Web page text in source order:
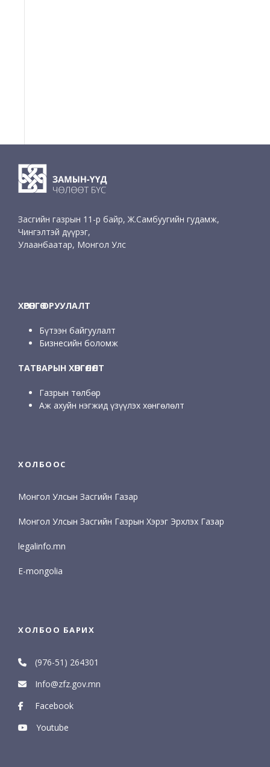
Засгийн газрын 11-р байр, Ж.Самбуугийн гудамж,
Чингэлтэй дүүрэг,
Улаанбаатар, Монгол Улс
ХӨРӨНГӨ ОРУУЛАЛТ
Бүтээн байгуулалт
Бизнесийн боломж
ТАТВАРЫН ХӨНГӨЛӨЛТ
Газрын төлбөр
Аж ахуйн нэгжид үзүүлэх хөнгөлөлт
ХОЛБООС
Монгол Улсын Засгийн Газар
Монгол Улсын Засгийн Газрын Хэрэг Эрхлэх Газар
legalinfo.mn
E-mongolia
ХОЛБОО БАРИХ
(976-51) 264301
Info@zfz.gov.mn
Facebook
Youtube